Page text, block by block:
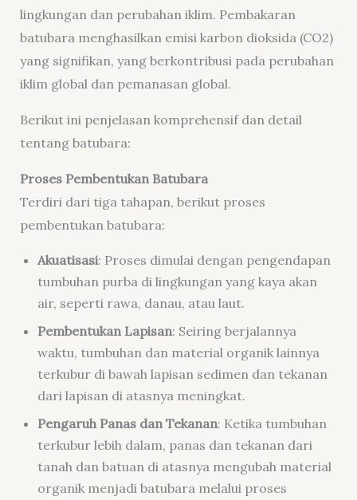
lingkungan dan perubahan iklim. Pembakaran
batubara menghasilkan emisi karbon dioksida (CO2)
yang signifikan, yang berkontribusi pada perubahan
iklim global dan pemanasan global.
Berikut ini penjelasan komprehensif dan detail
tentang batubara:
Proses Pembentukan Batubara
Terdiri dari tiga tahapan, berikut proses
pembentukan batubara:
Akuatisasi: Proses dimulai dengan pengendapan
tumbuhan purba di lingkungan yang kaya akan
air, seperti rawa, danau, atau laut.
Pembentukan Lapisan: Seiring berjalannya
waktu, tumbuhan dan material organik lainnya
terkubur di bawah lapisan sedimen dan tekanan
dari lapisan di atasnya meningkat.
Pengaruh Panas dan Tekanan: Ketika tumbuhan
terkubur lebih dalam, panas dan tekanan dari
tanah dan batuan di atasnya mengubah material
organik menjadi batubara melalui proses